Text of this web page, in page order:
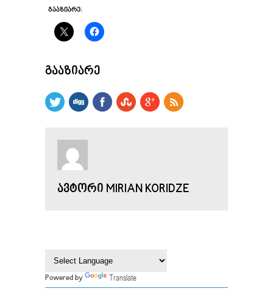
ᲒᲐᲐᲖᲘᲐᲠᲔ:
ᲒᲐᲐᲖᲘᲐᲠᲔ
ᲐᲕᲢᲝᲠᲘ MIRIAN KORIDZE
Powered by Translate